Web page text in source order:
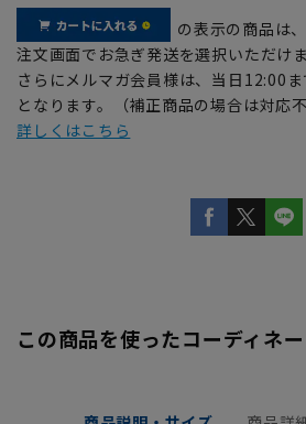
の表示の商品は、
注文画面でお急ぎ発送を選択いただけま
さらにメルマガ会員様は、当日12:00
となります。（補正商品の場合は対応不
詳しくはこちら
この商品を使ったコーディネ